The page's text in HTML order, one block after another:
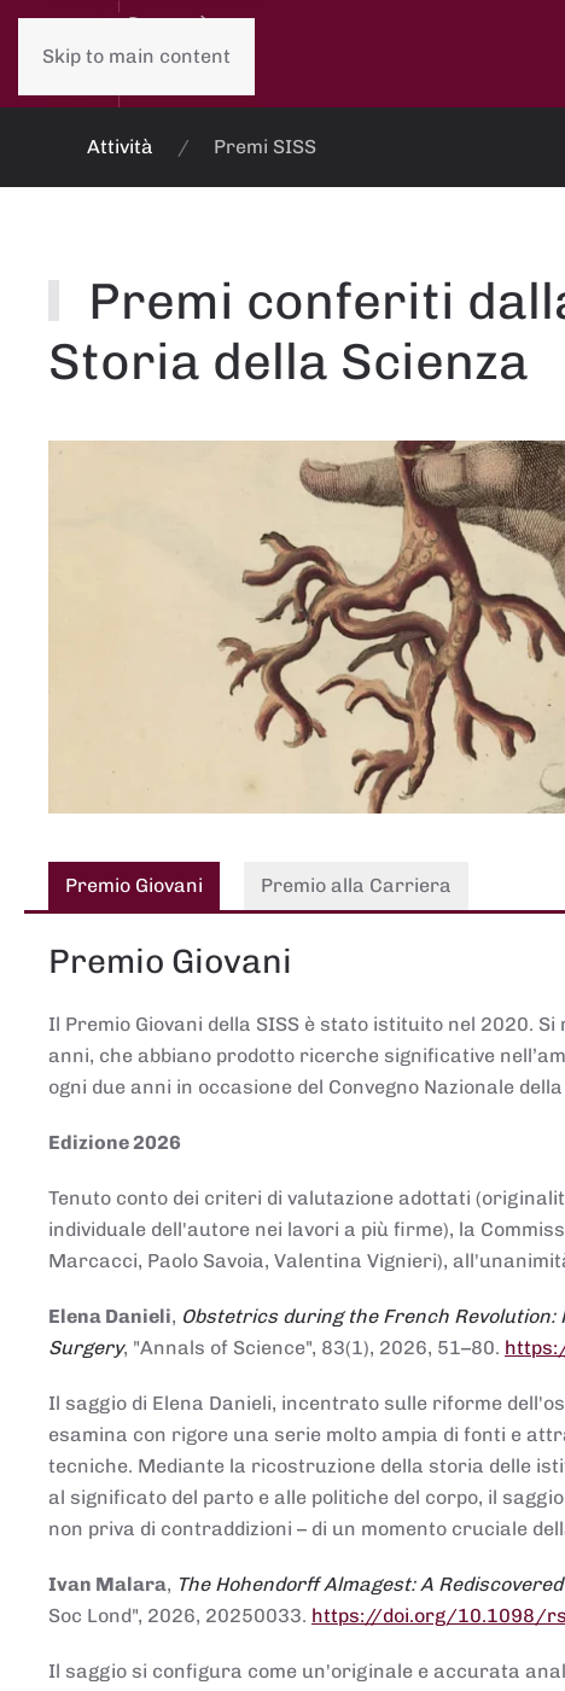
Skip to main content
Attività Premi SISS
Premi conferiti
Storia della Scienza
Premio Giovani Premio alla Carriera
Premio Giovani
Il Premio Giovani della SISS è stato istituito nel 2020.
anni, che abbiano prodotto ricerche significative
ogni due anni in occasione del Convegno Nazionale della
Edizione 2026
Tenuto conto dei criteri di valutazione adottati
individuale dell'autore nei lavori a più firme), la
Marcacci, Paolo Savoia, Valentina Vignieri),
Elena Danieli, Obstetrics during the French
Surgery, "Annals of Science", 83(1), 2026, 51–80.
Il saggio di Elena Danieli, incentrato sulle riforme
esamina con rigore una serie molto ampia di fonti e
tecniche. Mediante la ricostruzione della storia delle
al significato del parto e alle politiche del corpo, il
non priva di contraddizioni – di un momento cruciale
Ivan Malara, The Hohendorff Almagest: A
Soc Lond", 2026, 20250033. https://doi.org/10.1098/
Il saggio si configura come un'originale e accurata